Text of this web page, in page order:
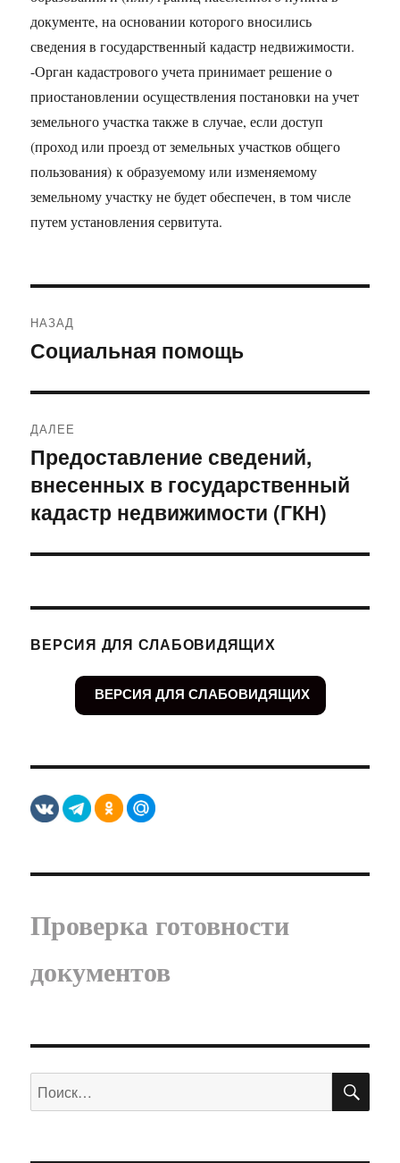
документе, на основании которого вносились
сведения в государственный кадастр недвижимости.
-Орган кадастрового учета принимает решение о
приостановлении осуществления постановки на учет
земельного участка также в случае, если доступ
(проход или проезд от земельных участков общего
пользования) к образуемому или изменяемому
земельному участку не будет обеспечен, в том числе
путем установления сервитута.
по
НАЗАД
Предыдущая
Социальная помощь
ДАЛЕЕ
Следующая
запись:
Предоставление сведений,
внесенных в государственный
кадастр недвижимости (ГКН)
ВЕРСИЯ ДЛЯ СЛАБОВИДЯЩИХ
ВЕРСИЯ ДЛЯ СЛАБОВИДЯЩИХ
Проверка готовности
документов
Искать: